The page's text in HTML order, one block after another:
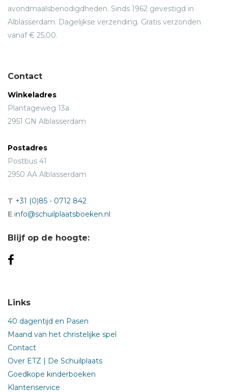
avondmaalsbenodigdheden. Sinds 1962 gevestigd in
Alblasserdam. Dagelijkse verzending. Gratis verzonden
vanaf € 25,00.
Contact
Winkeladres
Plantageweg 13a
2951 GN Alblasserdam
Postadres
Postbus 41
2950 AA Alblasserdam
T +31 (0)85 - 0712 842
E info@schuilplaatsboeken.nl
Blijf op de hoogte:
Links
40 dagentijd en Pasen
Maand van het christelijke spel
Contact
Over ETZ | De Schuilplaats
Goedkope kinderboeken
Klantenservice